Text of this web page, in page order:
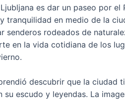
es dar un paseo por el
tranquilidad en medio de la
senderos rodeados de
en la vida cotidiana de los
descubrir que la ciudad
escudo y leyendas. La